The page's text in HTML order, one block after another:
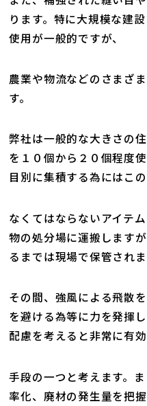
ります。特に大規模な建
使用が一般的です
農業や物流などのさまざ
す。
弊社は一般的な大きさの
を１０個から２０個程度
目別に集積する為にはこ
なくてはならないアイテ
物の処分場に運搬します
るまでは現場で保管されま
その間、強風による飛散
を避ける為等に力を発揮
配慮を考えると非常に有
手段の一つと考えます。
率化、廃材の発生量を把